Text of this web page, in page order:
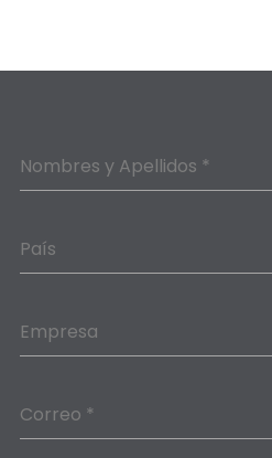
Nombres y Apellidos *
País
Empresa
Correo *